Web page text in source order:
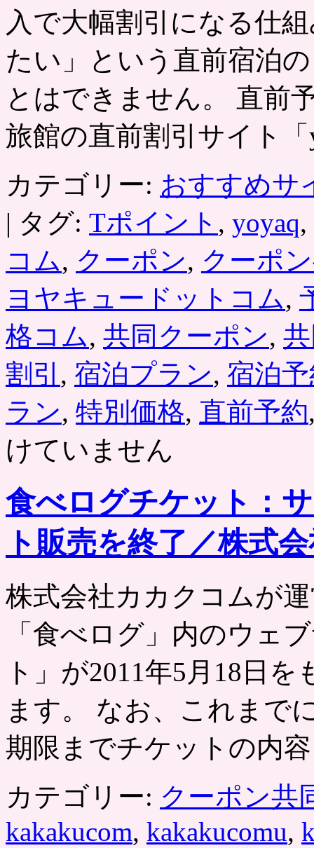
格
コ
ム
な
で
も
気
の
ョ
ッ
で
買
物
る
WEB
ク
ポ
ン
2000
円
分
JCB
ェ
ス
テ
バ
リ
ー
は
入で大幅割引になる仕
たい」という直前宿泊
とはできません。 直前
旅館の直前割引サイト
カテゴリー: おすすめサ
| タグ: Tポイント , yoyaq,
コム, クーポン, クーポ
ヨヤキュードットコム,
格コム, 共同クーポン,
割引 , 宿泊プラン, 宿泊
ラン, 特別価格, 直前予約
けていません
食べログチケット：
ト販売を終了／株式
株式会社カカクコムが
「食べログ」内のウェ
ト」が2011年5月18日
ます。 なお、これまで
期限までチケットの内
カテゴリー: クーポン共
kakakucom, kakakucomu,